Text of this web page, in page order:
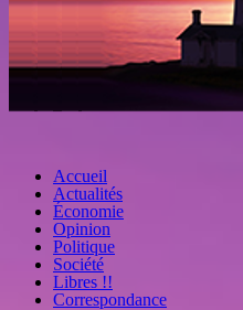
Accueil
Actualités
Économie
Opinion
Politique
Société
Libres !!
Correspondance